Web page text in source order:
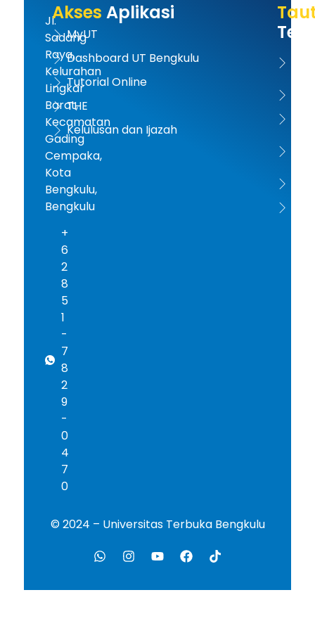
Jl.
Sadang
Raya,
Kelurahan
Lingkar
Barat,
Kecamatan
Gading
Cempaka,
Kota
Bengkulu,
Bengkulu
+
6
2
8
5
1
-
7
8
2
9
-
0
4
7
0
Akses Aplikasi
MyUT
Dashboard UT Bengkulu
Tutorial Online
THE
Kelulusan dan Ijazah
© 2024 – Universitas Terbuka Bengkulu